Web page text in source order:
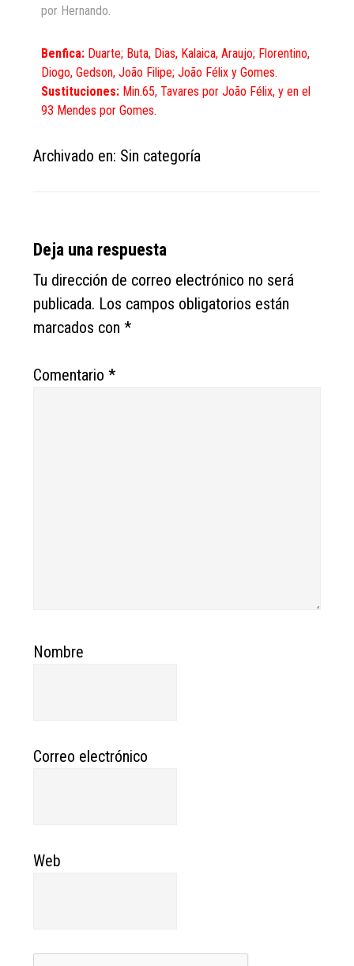
por Hernando.
Benfica: Duarte; Buta, Dias, Kalaica, Araujo; Florentino,
Diogo, Gedson, João Filipe; João Félix y Gomes.
Sustituciones: Min.65, Tavares por João Félix, y en el
93 Mendes por Gomes.
Archivado en: Sin categoría
Reader
Interactions
Deja una respuesta
Tu dirección de correo electrónico no será
publicada. Los campos obligatorios están
marcados con*
Comentario*
Nombre
Correo electrónico
Web